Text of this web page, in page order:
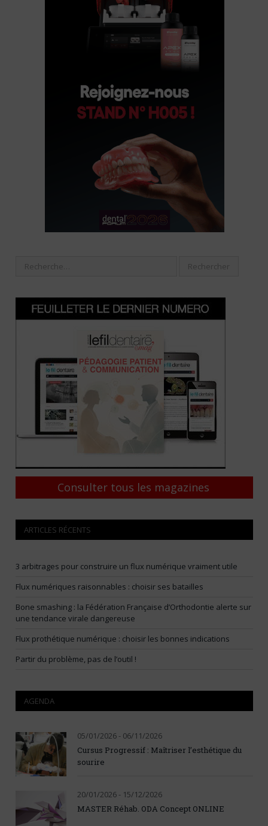
Consulter tous les magazines
ARTICLES RÉCENTS
3 arbitrages pour construire un flux numérique vraiment utile
Flux numériques raisonnables : choisir ses batailles
Bone smashing : la Fédération Française d’Orthodontie alerte sur
une tendance virale dangereuse
Flux prothétique numérique : choisir les bonnes indications
Partir du problème, pas de l’outil !
AGENDA
05/01/2026 - 06/11/2026
Cursus Progressif : Maîtriser l’esthétique du
sourire
20/01/2026 - 15/12/2026
MASTER Réhab. ODA Concept ONLINE